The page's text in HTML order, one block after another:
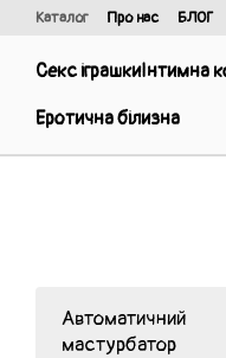
Перейти до основного
Каталог Про нас БЛОГ
Секс іграшкиІнтимна
Еротична білизна
Автоматичний
мастурбатор